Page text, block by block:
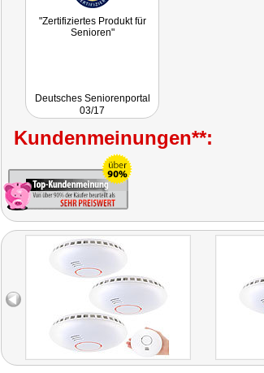
"Zertifiziertes Produkt für
Senioren"
Deutsches Seniorenportal
03/17
Kundenmeinungen**: